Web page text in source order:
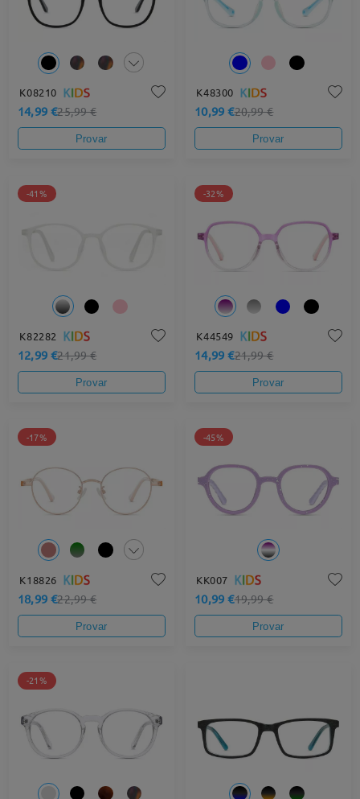
K08210
14,99 €25,99 €
Provar
K48300
10,99 €20,99 €
Provar
-41%
K82282
12,99 €21,99 €
Provar
-32%
K44549
14,99 €21,99 €
Provar
-17%
K18826
18,99 €22,99 €
Provar
-45%
KK007
10,99 €19,99 €
Provar
-21%